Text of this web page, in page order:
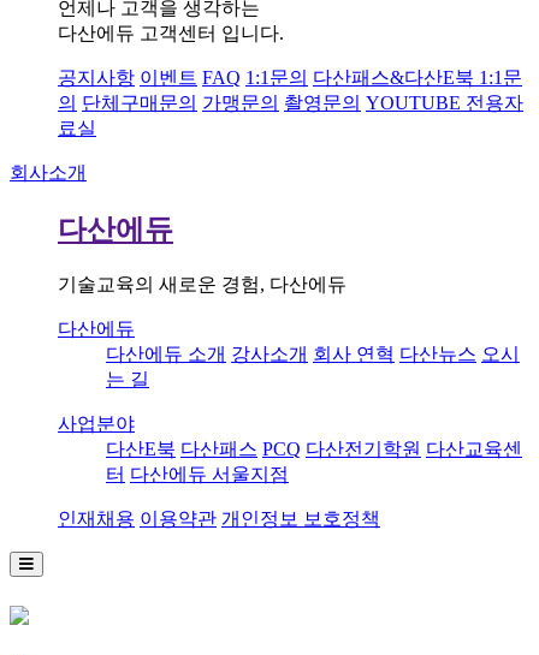
언제나 고객을 생각하는
다산에듀 고객센터 입니다.
공지사항 이벤트 FAQ 1:1문의 다산패스&다산E북 1:1문
의 단체구매문의 가맹문의 촬영문의 YOUTUBE 전용자
료실
회사소개
다산에듀
기술교육의 새로운 경험, 다산에듀
다산에듀
다산에듀 소개 강사소개 회사 연혁 다산뉴스 오시
는 길
사업분야
다산E북 다산패스 PCQ 다산전기학원 다산교육센
터 다산에듀 서울지점
인재채용 이용약관 개인정보 보호정책